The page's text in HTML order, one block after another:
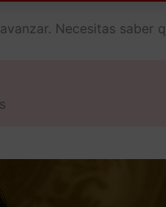
Necesitas saber